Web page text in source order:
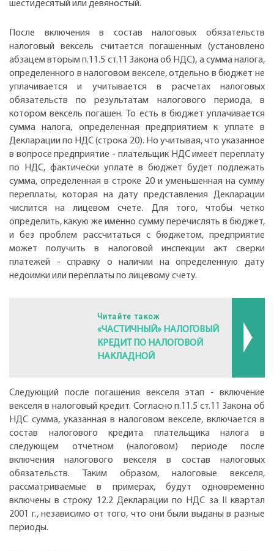
шестидесятый или девяностый.
После включения в состав налоговых обязательств
налоговый вексель считается погашенным (установлено
абзацем вторым п.11.5 ст.11 Закона об НДС), а сумма налога,
определенного в налоговом векселе, отдельно в бюджет не
уплачивается и учитывается в расчетах налоговых
обязательств по результатам налогового периода, в
котором вексель погашен. То есть в бюджет уплачивается
сумма налога, определенная предприятием к уплате в
Декларации по НДС (строка 20). Но учитывая, что указанное
в вопросе предприятие - плательщик НДС имеет переплату
по НДС, фактически уплате в бюджет будет подлежать
сумма, определенная в строке 20 и уменьшенная на сумму
переплаты, которая на дату представления Декларации
числится на лицевом счете. Для того, чтобы четко
определить, какую же именно сумму перечислять в бюджет,
и без проблем рассчитаться с бюджетом, предприятие
может получить в налоговой инспекции акт сверки
платежей - справку о наличии на определенную дату
недоимки или переплаты по лицевому счету.
Читайте також
«ЧАСТИЧНЫЙ» НАЛОГОВЫЙ
КРЕДИТ ПО НАЛОГОВОЙ
НАКЛАДНОЙ
Следующий после погашения векселя этап - включение
векселя в налоговый кредит. Согласно п.11.5 ст.11 Закона об
НДС сумма, указанная в налоговом векселе, включается в
состав налогового кредита плательщика налога в
следующем отчетном (налоговом) периоде после
включения налогового векселя в состав налоговых
обязательств. Таким образом, налоговые векселя,
рассматриваемые в примерах, будут одновременно
включены в строку 12.2 Декларации по НДС за II квартал
2001 г., независимо от того, что они были выданы в разные
периоды.